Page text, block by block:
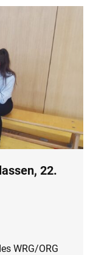
22.
WRG/ORG